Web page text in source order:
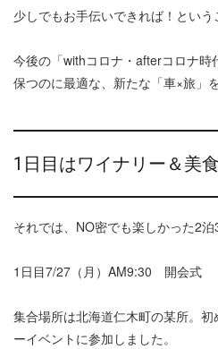
少しでもお手伝いできれば！という
今後の「withコロナ・afterコロナ時
保つのに最適な、新たな「車×旅」
1日目はワイナリー＆美
それでは、NO密でも楽しかった2泊
1日目7/27（月）AM9:30 開会式
集合場所は北海道仁木町の某所。
ーイベントに参加しました。